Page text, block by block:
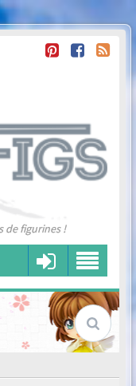
de figurines !